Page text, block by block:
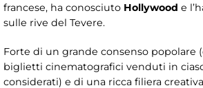
francese, ha conosciuto Hollywood e
sulle rive del Tevere.
Forte di un grande consenso popolare
biglietti cinematografici venduti in
considerati) e di una ricca filiera